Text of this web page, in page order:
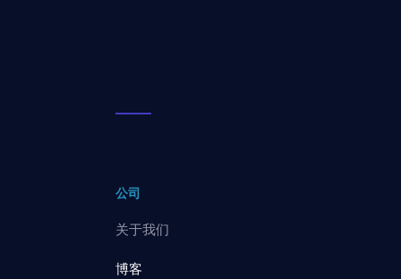
公司
关于我们
博客